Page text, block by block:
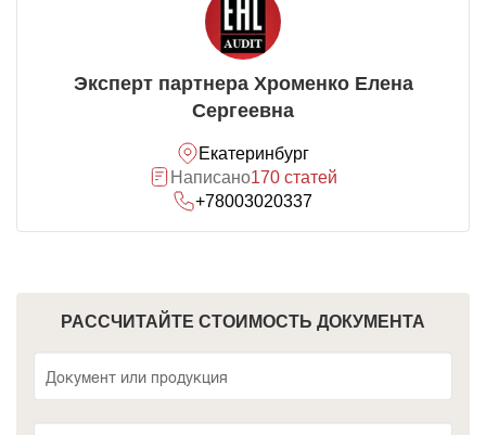
Эксперт партнера Хроменко Елена
Сергеевна
Екатеринбург
Написано170 статей
+78003020337
РАССЧИТАЙТЕ СТОИМОСТЬ ДОКУМЕНТА